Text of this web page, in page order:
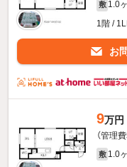
敷 1.0
1階 /
お
9万円
（管理
敷 1.0